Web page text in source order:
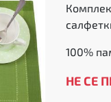
100%
НЕ СЕ